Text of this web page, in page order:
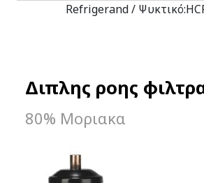
Refrigerand /
Διπλης ροης
80% Μοριακα